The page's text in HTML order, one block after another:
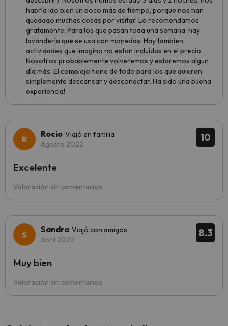
habría ido bien un poco más de tiempo, porque nos han
quedado muchas cosas por visitar. Lo recomendamos
gratamente. Para los que pasan toda una semana, hay
lavandería que se usa con monedas. Hay tambien
actividades que imagino no estan incluídas en el precio.
Nosotros probablemente volveremos y estaremos algun
día más. El complejo tiene de todo para los que quieren
simplemente descansar y desconectar. Ha sido una buena
experiencia!
10
Rocio Viajó en familia
Agosto 2022
Valoración sin comentarios
Excelente
8.3
Sandra Viajó con amigos
Abril 2022
Valoración sin comentarios
Muy bien